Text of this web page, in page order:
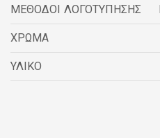
ΜΕΘΟΔΟΙ ΛΟΓΟΤΥΠΗΣΗΣ
ΧΡΩΜΑ
ΥΛΙΚΟ